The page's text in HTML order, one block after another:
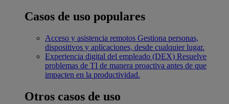
Casos de uso populares
Acceso y asistencia remotos Gestiona personas,
dispositivos y aplicaciones, desde cualquier lugar.
Experiencia digital del empleado (DEX) Resuelve
problemas de TI de manera proactiva antes de que
impacten en la productividad.
Otros casos de uso